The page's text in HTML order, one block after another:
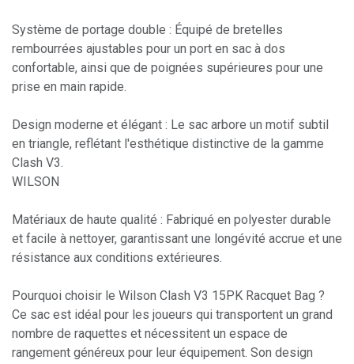
Système de portage double : Équipé de bretelles
rembourrées ajustables pour un port en sac à dos
confortable, ainsi que de poignées supérieures pour une
prise en main rapide.
Design moderne et élégant : Le sac arbore un motif subtil
en triangle, reflétant l'esthétique distinctive de la gamme
Clash V3.
WILSON
Matériaux de haute qualité : Fabriqué en polyester durable
et facile à nettoyer, garantissant une longévité accrue et une
résistance aux conditions extérieures.
Pourquoi choisir le Wilson Clash V3 15PK Racquet Bag ?
Ce sac est idéal pour les joueurs qui transportent un grand
nombre de raquettes et nécessitent un espace de
rangement généreux pour leur équipement. Son design